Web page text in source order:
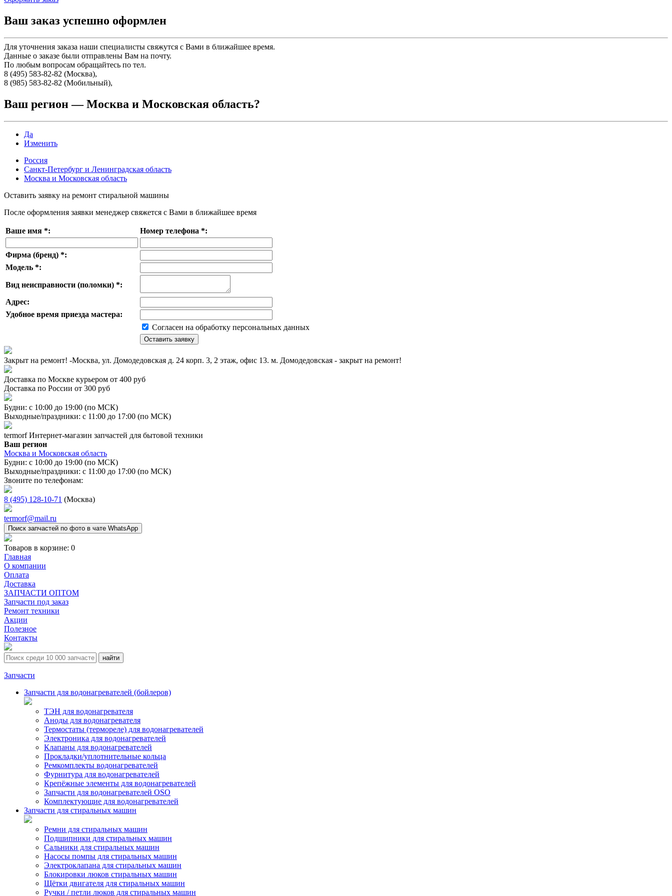
Ваш заказ успешно оформлен
Для уточнения заказа наши специалисты свяжутся с Вами в ближайшее время.
Данные о заказе были отправлены Вам на почту.
По любым вопросам обращайтесь по тел.
8 (495) 583-82-82 (Москва),
8 (985) 583-82-82 (Мобильный),
Ваш регион —Москва и Московская область?
Да
Изменить
Россия
Санкт-Петербург и Ленинградская область
Москва и Московская область
Оставить заявку на ремонт стиральной машины
После оформления заявки менеджер свяжется с Вами в ближайшее время
Ваше имя *: Номер телефона *:
Фирма (бренд) *:
Модель *:
Вид неисправности (поломки) *:
Адрес:
Удобное время приезда мастера:
Согласен на обработку персональных данных
Закрыт на ремонт! -Москва, ул. Домодедовская д. 24 корп. 3, 2 этаж, офис 13. м. Домодедовская - закрыт на ремонт!
Доставка по Москве курьером от 400 руб
Доставка по России от 300 руб
Будни: с 10:00 до 19:00 (по МСК)
Выходные/праздники: с 11:00 до 17:00 (по МСК)
termorf Интернет-магазин запчастей для бытовой техники
Ваш регион
Москва и Московская область
Будни: с 10:00 до 19:00 (по МСК)
Выходные/праздники: с 11:00 до 17:00 (по МСК)
Звоните по телефонам:
8 (495) 128-10-71 (Москва)
termorf@mail.ru
Поиск запчастей по фото в чате WhatsApp
Товаров в корзине: 0
Главная
О компании
Оплата
Доставка
ЗАПЧАСТИ ОПТОМ
Запчасти под заказ
Ремонт техники
Акции
Полезное
Контакты
Запчасти
Запчасти для водонагревателей (бойлеров)
ТЭН для водонагревателя
Аноды для водонагревателя
Термостаты (термореле) для водонагревателей
Электроника для водонагревателей
Клапаны для водонагревателей
Прокладки/уплотнительные кольца
Ремкомплекты водонагревателей
Фурнитура для водонагревателей
Крепёжные элементы для водонагревателей
Запчасти для водонагревателей OSO
Комплектующие для водонагревателей
Запчасти для стиральных машин
Ремни для стиральных машин
Подшипники для стиральных машин
Сальники для стиральных машин
Насосы помпы для стиральных машин
Электроклапана для стиральных машин
Блокировки люков стиральных машин
Щётки двигателя для стиральных машин
Ручки / петли люков для стиральных машин